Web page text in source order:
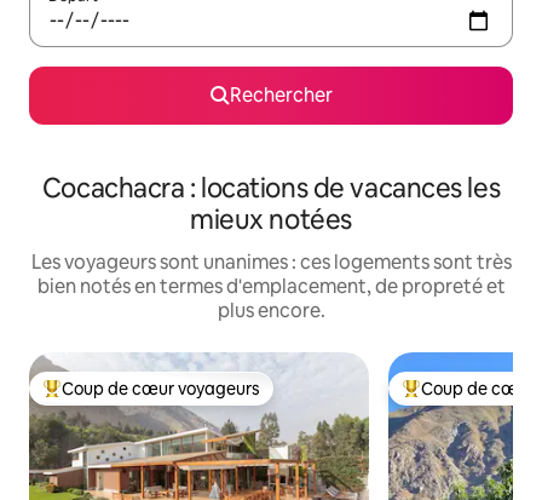
Rechercher
Cocachacra : locations de vacances les
mieux notées
Les voyageurs sont unanimes : ces logements sont très
bien notés en termes d'emplacement, de propreté et
plus encore.
Coups de cœur voyageurs les plus appréciés
Coup de cœur voyageurs Coups de cœur
Coup de cœur